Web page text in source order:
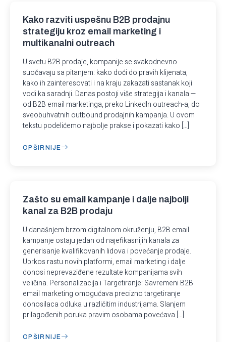
Kako razviti uspešnu B2B prodajnu
strategiju kroz email marketing i
multikanalni outreach
U svetu B2B prodaje, kompanije se svakodnevno
suočavaju sa pitanjem: kako doći do pravih klijenata,
kako ih zainteresovati i na kraju zakazati sastanak koji
vodi ka saradnji. Danas postoji više strategija i kanala —
od B2B email marketinga, preko LinkedIn outreach-a, do
sveobuhvatnih outbound prodajnih kampanja. U ovom
tekstu podelićemo najbolje prakse i pokazati kako […]
OPŠIRNIJE
Zašto su email kampanje i dalje najbolji
kanal za B2B prodaju
U današnjem brzom digitalnom okruženju, B2B email
kampanje ostaju jedan od najefikasnijih kanala za
generisanje kvalifikovanih lidova i povećanje prodaje.
Uprkos rastu novih platformi, email marketing i dalje
donosi neprevaziđene rezultate kompanijama svih
veličina. Personalizacija i Targetiranje: Savremeni B2B
email marketing omogućava precizno targetiranje
donosilaca odluka u različitim industrijama. Slanjem
prilagođenih poruka pravim osobama povećava […]
OPŠIRNIJE